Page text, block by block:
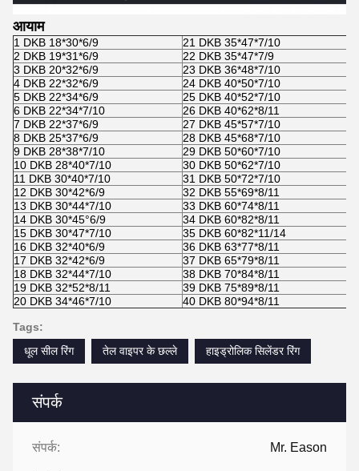
संपर्क
संपर्क: Mr. Eason
आयाम
1 DKB 18*30*6/9
21 DKB 35*47*7/10
2 DKB 19*31*6/9
22 DKB 35*47*7/9
3 DKB 20*32*6/9
23 DKB 36*48*7/10
4 DKB 22*32*6/9
24 DKB 40*50*7/10
5 DKB 22*34*6/9
25 DKB 40*52*7/10
6 DKB 22*34*7/10
26 DKB 40*62*8/11
7 DKB 22*37*6/9
27 DKB 45*57*7/10
8 DKB 25*37*6/9
28 DKB 45*68*7/10
9 DKB 28*38*7/10
29 DKB 50*60*7/10
10 DKB 28*40*7/10
30 DKB 50*62*7/10
11 DKB 30*40*7/10
31 DKB 50*72*7/10
12 DKB 30*42*6/9
32 DKB 55*69*8/11
13 DKB 30*44*7/10
33 DKB 60*74*8/11
14 DKB 30*45°6/9
34 DKB 60*82*8/11
15 DKB 30*47*7/10
35 DKB 60*82*11/14
16 DKB 32*40*6/9
36 DKB 63*77*8/11
17 DKB 32*42*6/9
37 DKB 65*79*8/11
18 DKB 32*44*7/10
38 DKB 70*84*8/11
19 DKB 32*52*8/11
39 DKB 75*89*8/11
20 DKB 34*46*7/10
40 DKB 80*94*8/11
Tags:
धूल सील रिंग
तेल वाइपर के छल्ले हाइड्रोलिक सिलेंडर रिंग